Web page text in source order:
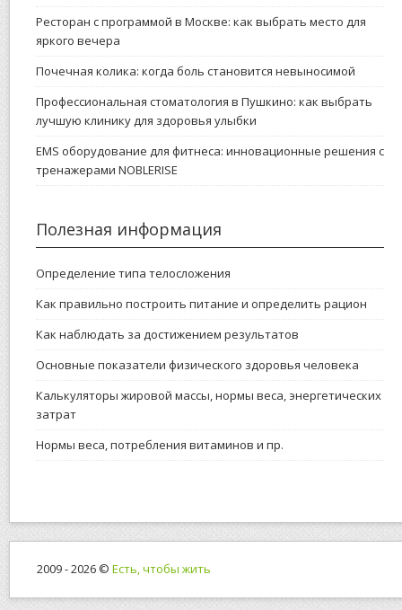
Ресторан с программой в Москве: как выбрать место для
яркого вечера
Почечная колика: когда боль становится невыносимой
Профессиональная стоматология в Пушкино: как выбрать
лучшую клинику для здоровья улыбки
EMS оборудование для фитнеса: инновационные решения с
тренажерами NOBLERISE
Полезная информация
Определение типа телосложения
Как правильно построить питание и определить рацион
Как наблюдать за достижением результатов
Основные показатели физического здоровья человека
Калькуляторы жировой массы, нормы веса, энергетических
затрат
Нормы веса, потребления витаминов и пр.
2009 - 2026 © Есть, чтобы жить